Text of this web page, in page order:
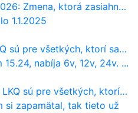
ktorá zasiahne slovenských dopravcov
1.1.2025
ktorí sa chcú dozvedieť niečo viac
nabíja 6v, 12v, 24v. ...
všetkých, ktorí sa chcú dozvedieť niečo viac
si zapamätal, tak tieto už